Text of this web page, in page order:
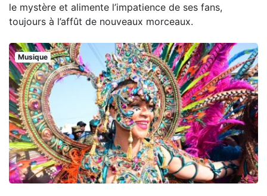
le mystère et alimente l’impatience de ses fans,
toujours à l’affût de nouveaux morceaux.
Musique